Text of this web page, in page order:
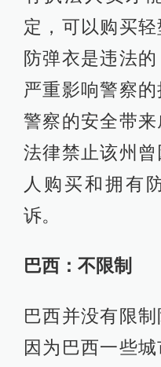
定，可以购买
防弹衣是违法
严重影响警察
警察的安全带
法律禁止该州
人购买和拥有
诉。
巴西：不限制
巴西并没有限制
因为巴西一些